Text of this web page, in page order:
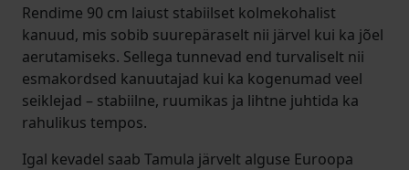
Rendime 90 cm laiust stabiilset kolmekohalist
kanuud, mis sobib suurepäraselt nii järvel kui ka jõel
aerutamiseks. Sellega tunnevad end turvaliselt nii
esmakordsed kanuutajad kui ka kogenumad veel
seiklejad – stabiilne, ruumikas ja lihtne juhtida ka
rahulikus tempos.
Igal kevadel saab Tamula järvelt alguse Euroopa